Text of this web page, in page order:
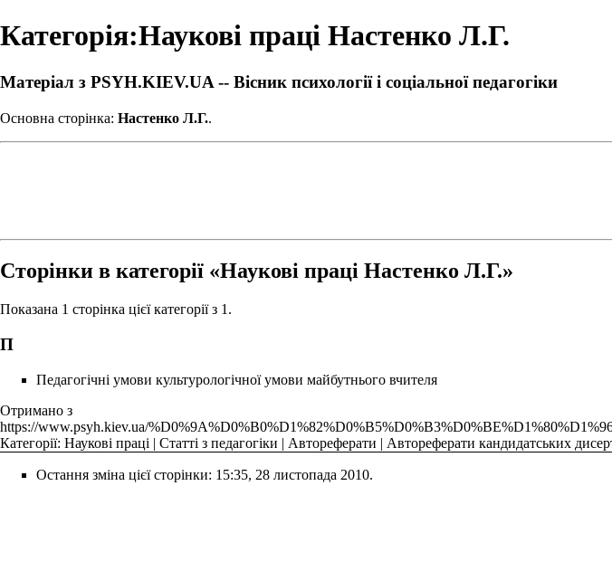
Категорія:Наукові праці Настенко Л.Г.
Матеріал з PSYH.KIEV.UA -- Вісник психології і соціальної педагогіки
Основна сторінка: Настенко Л.Г..
Сторінки в категорії «Наукові праці Настенко Л.Г.»
Показана 1 сторінка цієї категорії з 1.
П
Педагогічні умови культурологічної умови майбутнього вчителя
Отримано з
https://www.psyh.kiev.ua/
Категорії: Наукові праці | Статті з педагогіки | Автореферати | Автореферати кандидатських
Остання зміна цієї сторінки: 15:35, 28 листопада 2010.